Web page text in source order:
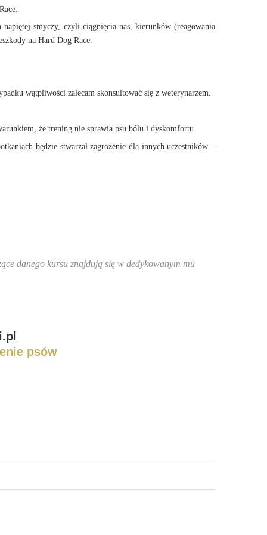
smyczy, czyli ciągnięcia nas, kierunków (reagowania
na Hard Dog Race.
wątpliwości zalecam skonsultować się z weterynarzem.
że trening nie sprawia psu bólu i dyskomfortu.
będzie stwarzał zagrożenie dla innych uczestników –
danego kursu znajdują się w dedykowanym mu
psów